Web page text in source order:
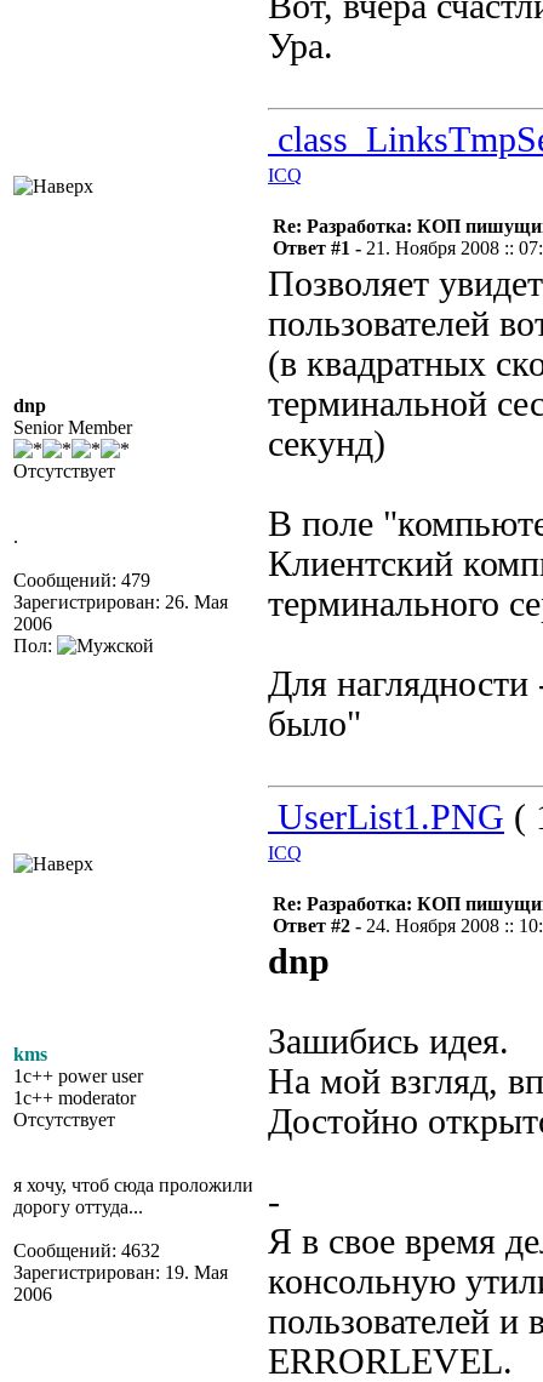
Ура.
ICQ
dnp
Senior Member
Отсутствует
.
Сообщений: 479
Зарегистрирован: 26. Мая
2006
Пол:
Re: Разработка: КОП
Ответ #1 - 21. Ноября 2008 ::
Позволяет
пользователей
(в квадратных
терминальной
секунд)
В поле
Клиентский
терминального
Для
было"
UserList1.PNG (
ICQ
kms
1c++ power user
1c++ moderator
Отсутствует
я хочу, чтоб сюда проложили
дорогу оттуда...
Сообщений: 4632
Зарегистрирован: 19. Мая
2006
Re: Разработка: КОП
Ответ #2 - 24. Ноября 2008 ::
dnp
Зашибись идея.
На мой взгляд,
Достойно
-
Я в свое время
консольную
пользователей и
ERRORLEVEL.